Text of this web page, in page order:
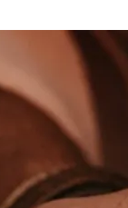
குறிக்கவும்